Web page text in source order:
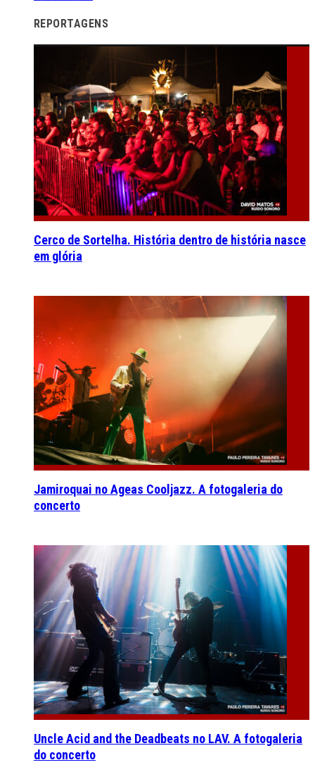
REPORTAGENS
Cerco de Sortelha. História dentro de história nasce
em glória
Jamiroquai no Ageas Cooljazz. A fotogaleria do
concerto
Uncle Acid and the Deadbeats no LAV. A fotogaleria
do concerto